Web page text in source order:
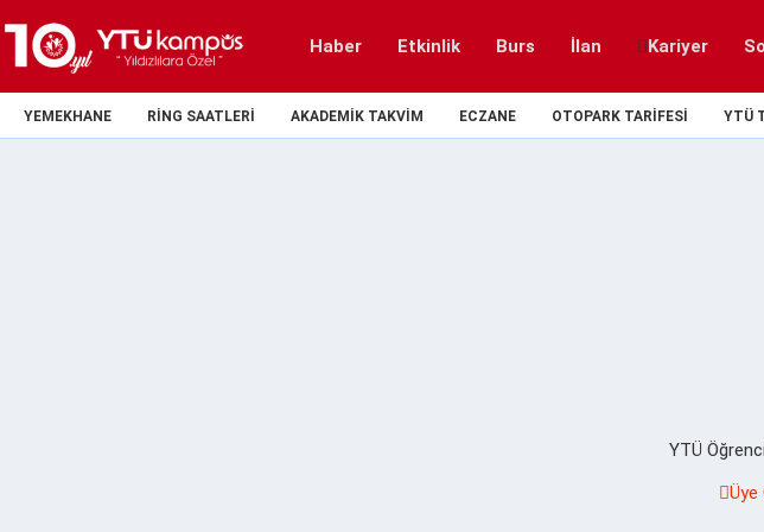
Haber Etkinlik Burs İlan Kariyer
YEMEKHANE RING SAATLERI AKADEMIK TAKVIM ECZANE OTOPARK TARIFESI YTÜ
YTÜ
Üye